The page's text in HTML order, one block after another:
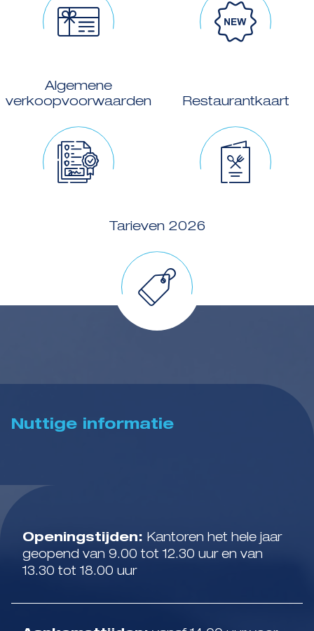
Algemene
verkoopvoorwaarden
Restaurantkaart
Tarieven 2026
Nuttige informatie
Openingstijden: Kantoren het hele jaar
geopend van 9.00 tot 12.30 uur en van
13.30 tot 18.00 uur